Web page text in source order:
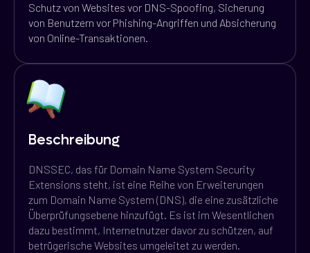
Schutz von Websites vor DNS-Spoofing, Sicherung
von Benutzern vor Phishing-Angriffen und Absicherung
von Online-Transaktionen.
Beschreibung
DNSSEC, das für Domain Name System Security
Extensions steht, ist eine Reihe von Erweiterungen
zum Domain Name System (DNS), die eine zusätzliche
Überprüfungsebene hinzufügt. Es ist im Wesentlichen
dazu bestimmt, Internetnutzer davor zu schützen, auf
betrügerische Websites umgeleitet zu werden.